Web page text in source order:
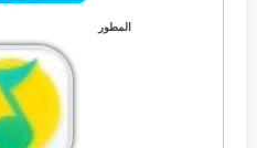
المطور